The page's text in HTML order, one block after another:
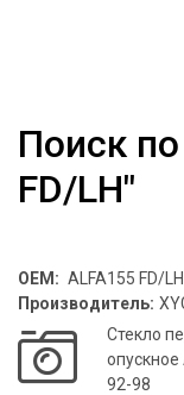
Поиск
FD/LH"
OEM: ALFA155 FD/LH
Производитель:
Стекло
опускное
92-98